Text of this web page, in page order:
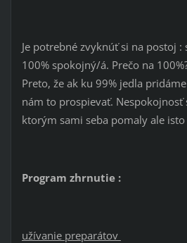
Je potrebné zvyknúť si na postoj :
100% spokojný/á. Prečo na
Preto, že ak ku 99% jedla
nám to prospievať. Nespokojnosť
ktorým sami seba pomaly ale
Program zhrnutie :
užívanie preparátov